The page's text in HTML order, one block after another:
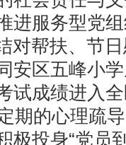
进服务型党
对帮扶、节
安区五峰小
试成绩进入
期的心理疏
极投身“党员